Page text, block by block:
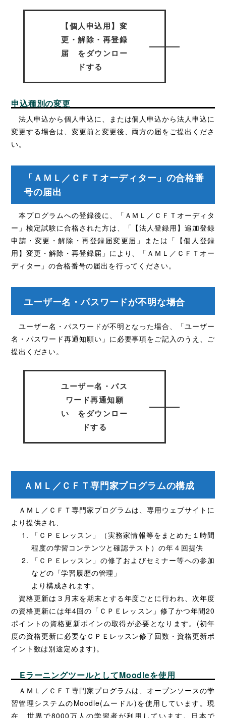
【個人申込用】変
更・解除・再登録
届 をダウンロー
ドする
申込種別の変更
法人申込から個人申込に、または個人申込から法人申込に
変更する場合は、変更前と変更後、両方の届をご提出くださ
い。
「ＡＭＬ／ＣＦＴオーディター」の合格番
号の届出
本プログラムへの登録後に、「ＡＭＬ／ＣＦＴオーディタ
ー」検定試験に合格された方は、「【法人登録用】追加登録
申請・変更・解除・再登録届変更届」または「【個人登録
用】変更・解除・再登録届」により、「ＡＭＬ／ＣＦＴオー
ディター」の合格番号の届出を行ってください。
ユーザー名・パスワードが不明な場合
ユーザー名・パスワードが不明となった場合、「ユーザー
名・パスワード再通知願い」に必要事項をご記入のうえ、ご
提出ください。
ユーザー名・パス
ワード再通知願
い をダウンロー
ドする
ＡＭＬ／ＣＦＴ専門家プログラムの構成
ＡＭＬ／ＣＦＴ専門家プログラムは、専用ウェブサイトに
より提供され、
「ＣＰＥレッスン」（実務家情報等をまとめた１時間
程度の学習コンテンツと確認テスト）の年４回提供
「ＣＰＥレッスン」の修了およびセミナー等への参加
などの「学習履歴の管理」
より構成されます。
資格更新は３月末を期末とする年度ごとに行われ、次年度
の資格更新には年4回の「ＣＰＥレッスン」修了かつ年間20
ポイントの資格更新ポインの取得が必要となります。(初年
度の資格更新に必要なＣＰＥレッスン修了回数・資格更新ポ
イント数は別途定めます)。
EラーニングツールとしてMoodleを使用
ＡＭＬ／ＣＦＴ専門家プログラムは、オープンソースの学
習管理システムのMoodle(ムードル)を使用しています。現
在、世界で8000万人の学習者が利用しています。日本で